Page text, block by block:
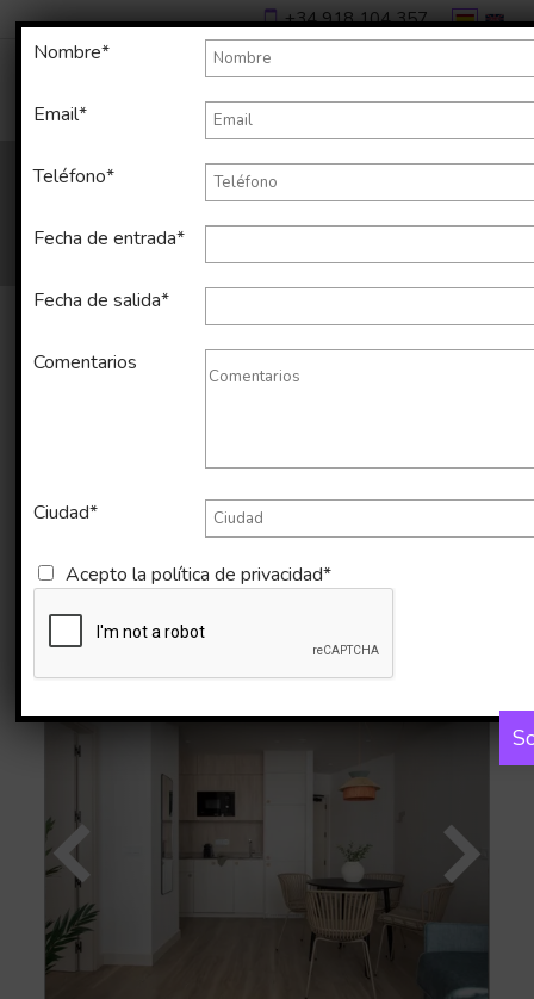
+34 918 104 357
en Distrito Centro (Málaga) de 41
m2
Imágenes Mapa
Nombre*
Email*
Teléfono*
Fecha de entrada*
Fecha de salida*
Comentarios
Ciudad*
Acepto lapolítica de privacidad*